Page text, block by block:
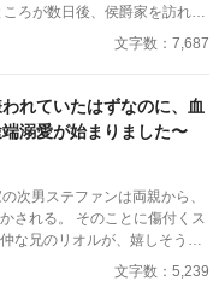
までの逆転ラブストーリー。
文字数：7,687
れていたはずなのに、血
溺愛が始まりました〜
次男ステファンは両親から、
とに傷付くス
な兄のリオルが、嬉しそうに
、兄が爵位を継げば、早々に
文字数：5,239